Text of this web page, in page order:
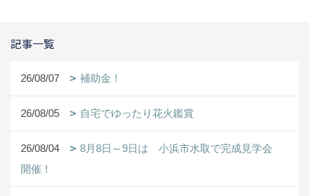
記事一覧
26/08/07 補助金！
26/08/05 自宅でゆったり花火鑑賞
26/08/04
8月8日～9日は 小浜市水取で完成見学会
開催！